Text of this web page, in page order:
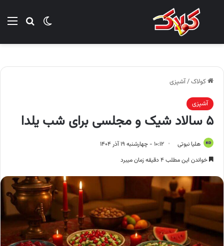
تغییر پوسته
کولاک/آشپزی
آشپزی
۵ سالاد شیک و مجلسی برای شب یلدا
هلیا نبوتی
۱۰:۱۲ - چهارشنبه ۱۹ آذر ۱۴۰۴
خواندن این مطلب ۴ دقیقه زمان میبرد